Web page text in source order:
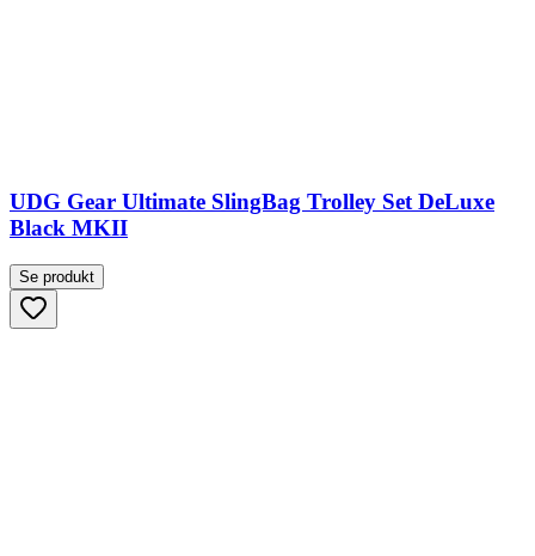
UDG Gear Ultimate SlingBag Trolley Set DeLuxe
Black MKII
Se produkt